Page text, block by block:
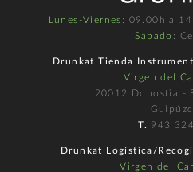
Lunes-Viernes : 09.00h a
Sábado :
Drunkat Tienda
Virgen del
20012 Donostia -
T. 943
Drunkat Logística/
Virgen del